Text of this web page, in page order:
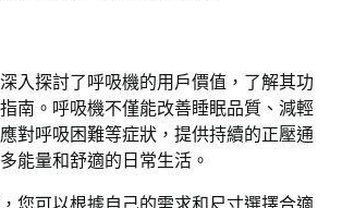
入探討了呼吸機的用戶價值，了解其功
南。呼吸機不僅能改善睡眠品質、減輕
對呼吸困難等症狀，提供持續的正壓通
能量和舒適的日常生活。
您可以根據自己的需求和尺寸選擇合適